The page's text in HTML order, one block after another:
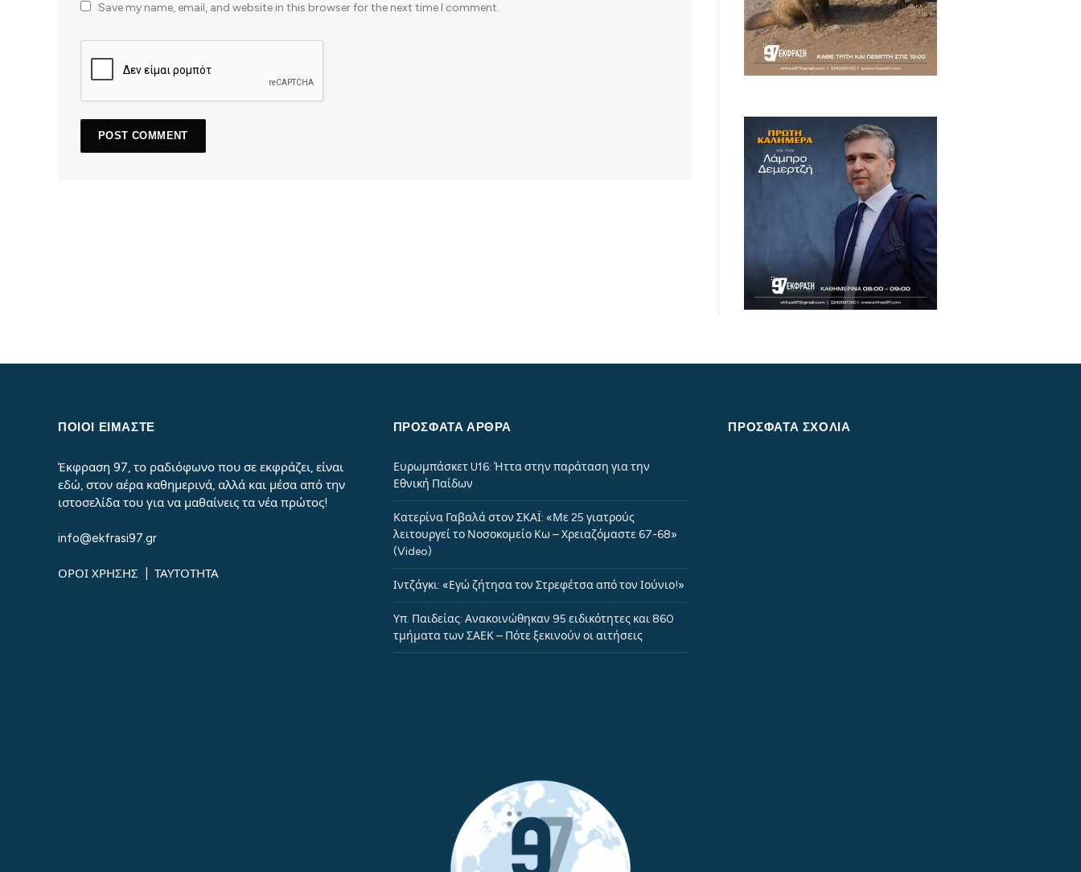
Save my name, email, and website in this browser for the next time I comment.
ΠΟΙΟΙ ΕΙΜΑΣΤΕ
Έκφραση 97, το ραδιόφωνο που σε εκφράζει, είναι
εδώ, στον αέρα καθημερινά, αλλά και μέσα από την
ιστοσελίδα του για να μαθαίνεις τα νέα πρώτος!
info@ekfrasi97.gr
ΟΡΟΙ ΧΡΗΣΗΣ ΤΑΥΤΟΤΗΤΑ
ΠΡΌΣΦΑΤΑ ΆΡΘΡΑ
Ευρωμπάσκετ U16: Ήττα στην παράταση για την
Εθνική Παίδων
Κατερίνα Γαβαλά στον ΣΚΑΪ: «Με 25 γιατρούς
λειτουργεί το Νοσοκομείο Κω – Χρειαζόμαστε 67-68»
(Video)
Ιντζάγκι: «Εγώ ζήτησα τον Στρεφέτσα από τον Ιούνιο!»
Υπ. Παιδείας: Ανακοινώθηκαν 95 ειδικότητες και 860
τμήματα των ΣΑΕΚ – Πότε ξεκινούν οι αιτήσεις
ΠΡΌΣΦΑΤΑ ΣΧΌΛΙΑ